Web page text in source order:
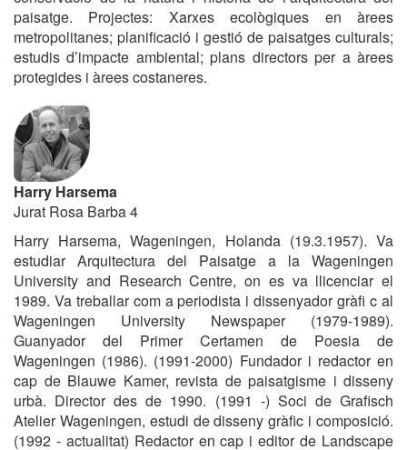
paisatge. Projectes: Xarxes ecològiques en àrees
metropolitanes; planificació i gestió de paisatges culturals;
estudis d’impacte ambiental; plans directors per a àrees
protegides i àrees costaneres.
Harry Harsema
Jurat Rosa Barba 4
Harry Harsema, Wageningen, Holanda (19.3.1957). Va
estudiar Arquitectura del Paisatge a la Wageningen
University and Research Centre, on es va llicenciar el
1989. Va treballar com a periodista i dissenyador gràfi c al
Wageningen University Newspaper (1979-1989).
Guanyador del Primer Certamen de Poesia de
Wageningen (1986). (1991-2000) Fundador i redactor en
cap de Blauwe Kamer, revista de paisatgisme i disseny
urbà. Director des de 1990. (1991 -) Soci de Grafisch
Atelier Wageningen, estudi de disseny gràfic i composició.
(1992 - actualitat) Redactor en cap i editor de Landscape